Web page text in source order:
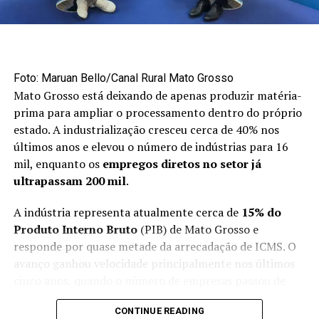
Médio. Neste ano, embora tenhamos tido um aumento
Mercado externo concentra
oportunidades no primeiro semestre
Apesar do avanço das exportações, a maior parte da
produção brasileira de maçãs ainda permanece no
mercado interno. Cerca de 90% da fruta produzida no
país é destinada ao consumidor brasileiro.
O primeiro semestre é considerado uma janela
estratégica para as vendas externas porque coincide
com o período de entressafra do hemisfério norte,
Foto: Maruan Bello/Canal Rural Mato Grosso
Mato Grosso está deixando de apenas produzir matéria-
prima para ampliar o processamento dentro do próprio
estado. A industrialização cresceu cerca de 40% nos
últimos anos e elevou o número de indústrias para 16
mil, enquanto osempregos diretos no setor já
ultrapassam 200 mil.
A indústria representa atualmente cerca de 15% do
Produto Interno Bruto(PIB) de Mato Grosso e
responde por quase metade da arrecadação de ICMS. O
avanço ganhou velocidade principalmente nos últimos
pouco mais de 11 mil para o patamar atual.
CONTINUE READING